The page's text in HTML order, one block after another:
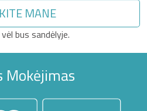
MANE
bus sandėlyje.
Mokėjimas